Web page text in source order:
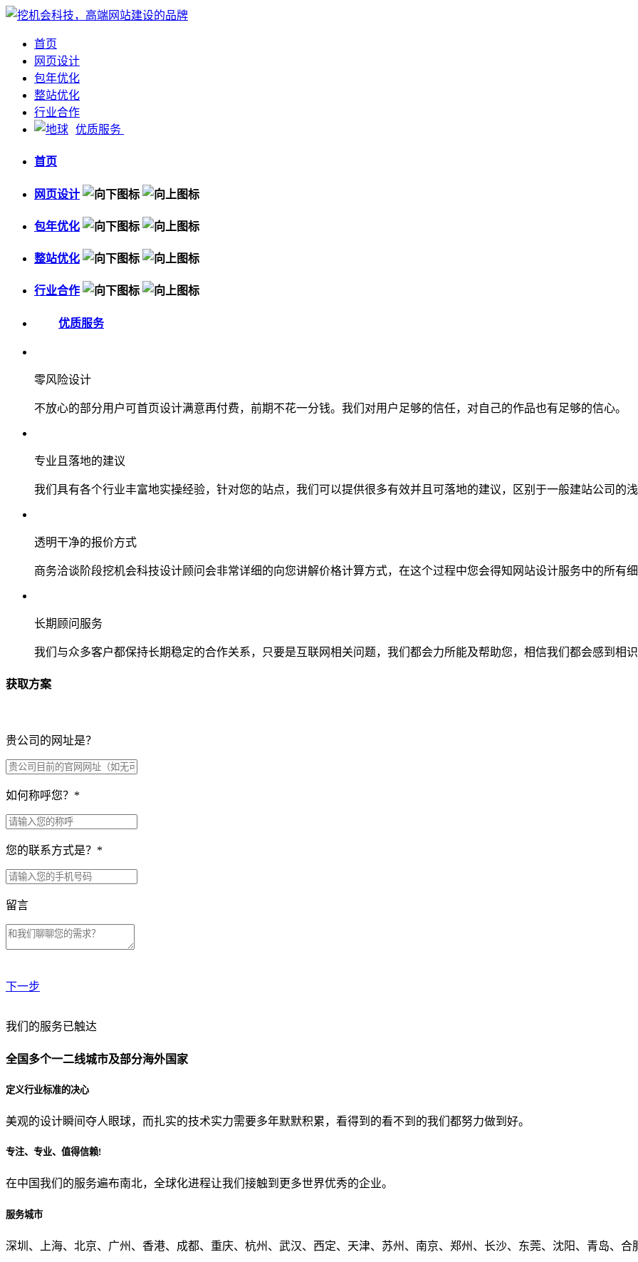
首页
网页设计
包年优化
整站优化
行业合作
优质服务
首页
网页设计
包年优化
整站优化
行业合作
优质服务
零风险设计
不放心的部分用户可首页设计满意再付费，前期不花一分钱。我们对用户足够的信任，对自己的作品也有足够的信心。
专业且落地的建议
我们具有各个行业丰富地实操经验，针对您的站点，我们可以提供很多有效并且可落地的建议，区别于一般建站公司的
透明干净的报价方式
商务洽谈阶段挖机会科技设计顾问会非常详细的向您讲解价格计算方式，在这个过程中您会得知网站设计服务中的所有
长期顾问服务
我们与众多客户都保持长期稳定的合作关系，只要是互联网相关问题，我们都会力所能及帮助您，相信我们都会感到相
获取方案
贵公司的网址是？
如何称呼您？ *
您的联系方式是？ *
留言
下一步
贵公司预算范围是？
贵公司的团队规模是？
从哪里了解到我们？
我们的服务已触达
全国多个一二线城市及部分海外国家
定义行业标准的决心
美观的设计瞬间夺人眼球，而扎实的技术实力需要多年默默积累，看得到的看不到的我们都努力做到好。
专注、专业、值得信赖!
在中国我们的服务遍布南北，全球化进程让我们接触到更多世界优秀的企业。
服务城市
深圳、上海、北京、广州、香港、成都、重庆、杭州、武汉、西定、天津、苏州、南京、郑州、长沙、东莞、沈阳、青岛、合